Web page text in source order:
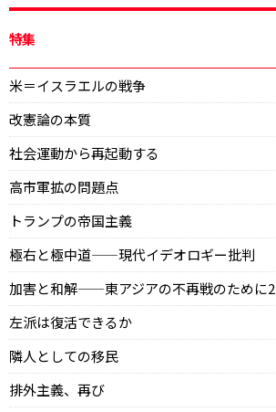
特集
米＝イスラエルの戦争
改憲論の本質
社会運動から再起動する
高市軍拡の問題点
トランプの帝国主義
極右と極中道——現代イデオロギー批判
加害と和解——東アジアの不再戦のために2
左派は復活できるか
隣人としての移民
排外主義、再び